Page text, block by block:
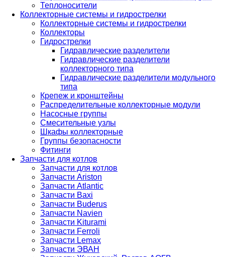
Теплоносители
Коллекторные системы и гидрострелки
Коллекторные системы и гидрострелки
Коллекторы
Гидрострелки
Гидравлические разделители
Гидравлические разделители
коллекторного типа
Гидравлические разделители модульного
типа
Крепеж и кронштейны
Распределительные коллекторные модули
Насосные группы
Смесительные узлы
Шкафы коллекторные
Группы безопасности
Фитинги
Запчасти для котлов
Запчасти для котлов
Запчасти Ariston
Запчасти Atlantic
Запчасти Baxi
Запчасти Buderus
Запчасти Navien
Запчасти Kiturami
Запчасти Ferroli
Запчасти Lemax
Запчасти ЭВАН